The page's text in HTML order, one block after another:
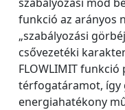
funkció az arányos
„szabályozási
csővezetéki
FLOWLIMIT
térfogatáramot, így
energiahatékony